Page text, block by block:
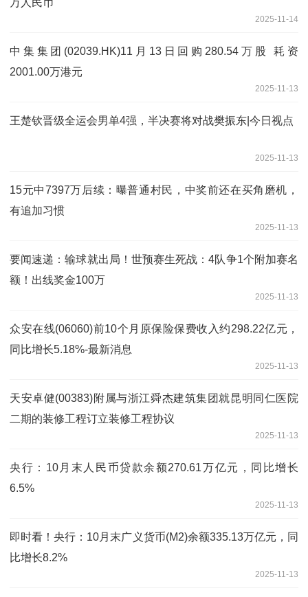
2025-11-14
中集集团(02039.HK)11月13日回购280.54万股 耗资
2001.00万港元
2025-11-13
王楚钦晋级全运会男单4强，半决赛将对战樊振东|今日视点
2025-11-13
15元中7397万后续：曝普通村民，中奖前还在买角磨机，
有追加习惯
2025-11-13
要闻速递：输球就出局！世预赛生死战：4队争1个附加赛名
额！出线奖金100万
2025-11-13
众安在线(06060)前10个月原保险保费收入约298.22亿元，
同比增长5.18%-最新消息
2025-11-13
天安卓健(00383)附属与浙江舜杰建筑集团就昆明同仁医院
二期的装修工程订立装修工程协议
2025-11-13
央行：10月末人民币贷款余额270.61万亿元，同比增长
6.5%
2025-11-13
即时看！央行：10月末广义货币(M2)余额335.13万亿元，同
比增长8.2%
2025-11-13